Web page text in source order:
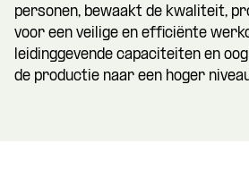
personen, bewaakt de kwaliteit,
voor een veilige en efficiënte
leidinggevende capaciteiten en
de productie naar een hoger